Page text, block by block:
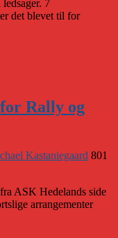
7
det blevet til for
Rally og
Kastaniegaard 801
ASK Hedelands side
arrangementer